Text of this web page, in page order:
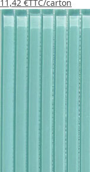
11,42 €TTC/carton